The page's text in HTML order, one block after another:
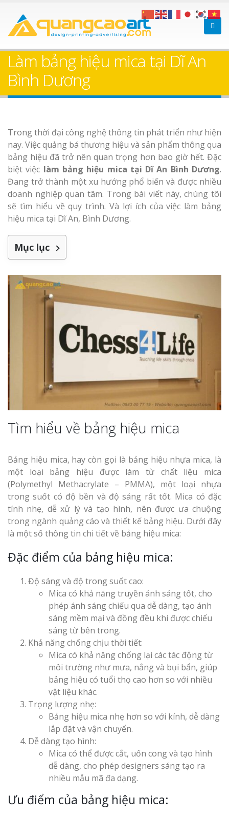
Làm bảng hiệu mica tại Dĩ An
Bình Dương
Trong thời đại công nghệ thông tin phát triển như hiện
nay. Việc quảng bá thương hiệu và sản phẩm thông qua
bảng hiệu đã trở nên quan trọng hơn bao giờ hết. Đặc
biệt việc làm bảng hiệu mica tại Dĩ An Bình Dương.
Đang trở thành một xu hướng phổ biến và được nhiều
doanh nghiệp quan tâm. Trong bài viết này, chúng tôi
sẽ tìm hiểu về quy trình. Và lợi ích của việc làm bảng
hiệu mica tại Dĩ An, Bình Dương.
Mục lục
Tìm hiểu về bảng hiệu mica
Bảng hiệu mica, hay còn gọi là bảng hiệu nhựa mica, là
một loại bảng hiệu được làm từ chất liệu mica
(Polymethyl Methacrylate – PMMA), một loại nhựa
trong suốt có độ bền và độ sáng rất tốt. Mica có đặc
tính nhẹ, dễ xử lý và tạo hình, nên được ưa chuộng
trong ngành quảng cáo và thiết kế bảng hiệu. Dưới đây
là một số thông tin chi tiết về bảng hiệu mica:
Đặc điểm của bảng hiệu mica:
Độ sáng và độ trong suốt cao:
Mica có khả năng truyền ánh sáng tốt, cho
phép ánh sáng chiếu qua dễ dàng, tạo ánh
sáng mềm mại và đồng đều khi được chiếu
sáng từ bên trong.
Khả năng chống chịu thời tiết:
Mica có khả năng chống lại các tác động từ
môi trường như mưa, nắng và bụi bẩn, giúp
bảng hiệu có tuổi thọ cao hơn so với nhiều
vật liệu khác.
Trọng lượng nhẹ:
Bảng hiệu mica nhẹ hơn so với kính, dễ dàng
lắp đặt và vận chuyển.
Dễ dàng tạo hình:
Mica có thể được cắt, uốn cong và tạo hình
dễ dàng, cho phép designers sáng tạo ra
nhiều mẫu mã đa dạng.
Ưu điểm của bảng hiệu mica:
Bảng gỗ treo cửa
Làm bảng hiệu gỗ tại
Biên Hòa
homestay chất lượng
Làm bảng
Dương
Thi công
cáo Thuận
Dương
tóc Thuận An
Thi công
Làm biển
Nghệ An giá
Thi Công
Nghệ An Nâng Tầm
Hiệu
Làm Biển
Rẻ Tại Vinh Giải Pháp
Cáo Tại Vinh Giá Rẻ
Biển Led
Ma Trận
Nghiệp
Làm biển